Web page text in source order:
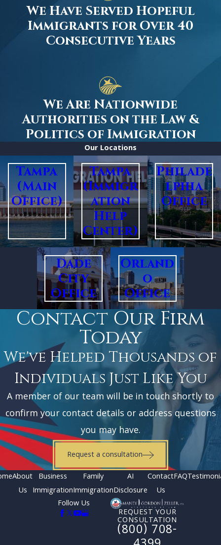
We Have Served Hopeful
Immigrants for Over 40
Consecutive Years
We Are Nationwide
Authorities on the Law &
Politics of Immigration
Our Locations
Tampa
(Main
Office)
Tampa
(Immigr
ation
Help
Center)
Philade
lphia
Office
Dade
City
Office
Orland
o
Office
Contact Our Firm
Today
We've Helped Thousands of
Individuals Just Like You
A member of our team will be in touch shortly to
confirm your contact details or address questions
you may have.
Request a consultation
About
Us
Business
Immigration
Family
Immigration
AI
Disclosure
Contact
Us
FAQ
Follow Us
REQUEST YOUR
CONSULTATION
(800) 708-